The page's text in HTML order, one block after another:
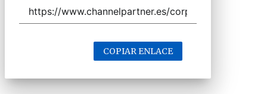
COPIAR ENLACE